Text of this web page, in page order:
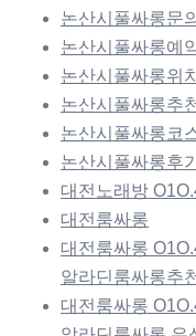
논산시풀싸롱문의
논산시풀싸롱예
논산시풀싸롱위치
논산시풀싸롱추
논산시풀싸롱코
논산시풀싸롱후기
대전노래방
대전룸싸롱
대전룸싸롱
알라딘룸싸롱추
대전룸싸롱